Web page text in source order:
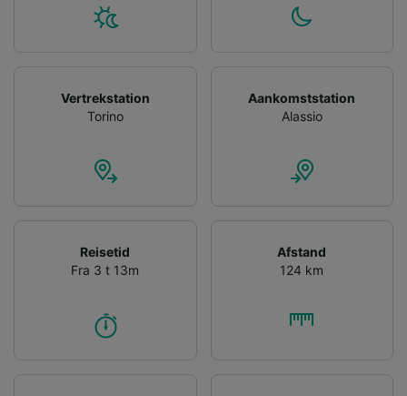
Vertrekstation
Torino
Aankomststation
Alassio
Reisetid
Fra 3 t 13m
Afstand
124 km
Personalised advertising and content,
advertising and content measurement,